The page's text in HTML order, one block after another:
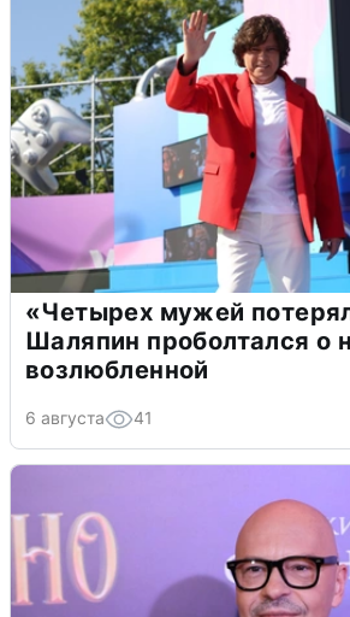
«Четырех мужей
Шаляпин проболтался о
возлюбленной
6 августа 41